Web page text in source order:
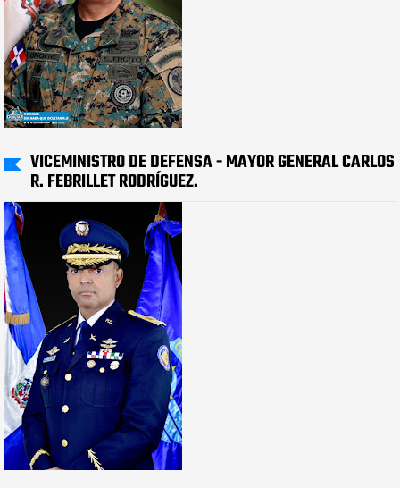
VICEMINISTRO DE DEFENSA - MAYOR GENERAL CARLOS
R. FEBRILLET RODRÍGUEZ.